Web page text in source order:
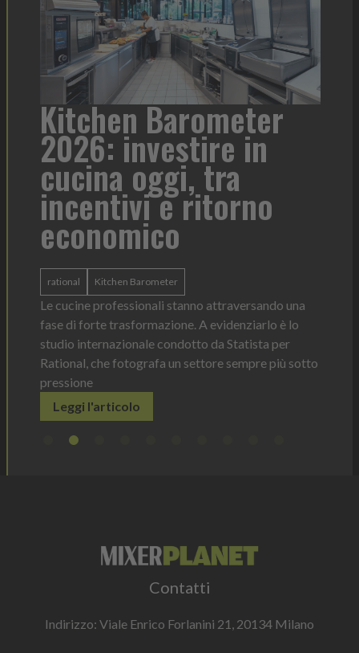
Kitchen Barometer
2026: investire in
cucina oggi, tra
incentivi e ritorno
economico
rational Kitchen Barometer
Le cucine professionali stanno attraversando una
fase di forte trasformazione. A evidenziarlo è lo
studio internazionale condotto da Statista per
Rational, che fotografa un settore sempre più sotto
pressione
Leggi l'articolo
Contatti
Indirizzo: Viale Enrico Forlanini 21, 20134 Milano